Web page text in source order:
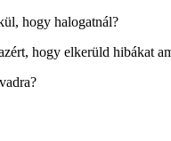
hogy halogatnál?
hogy elkerüld hibákat